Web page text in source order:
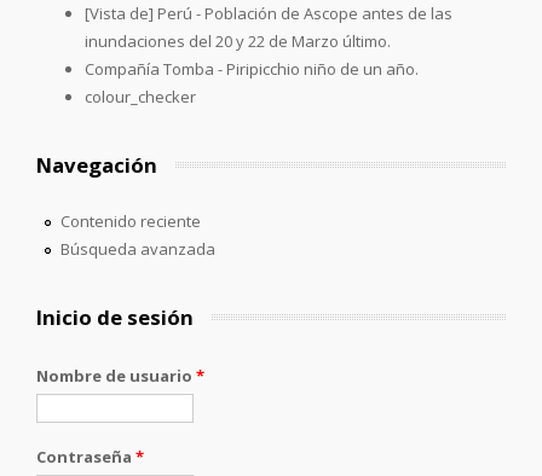
[Vista de] Perú - Población de Ascope antes de las
inundaciones del 20 y 22 de Marzo último.
Compañía Tomba - Piripicchio niño de un año.
colour_checker
Navegación
Contenido reciente
Búsqueda avanzada
Inicio de sesión
Nombre de usuario *
Contraseña *